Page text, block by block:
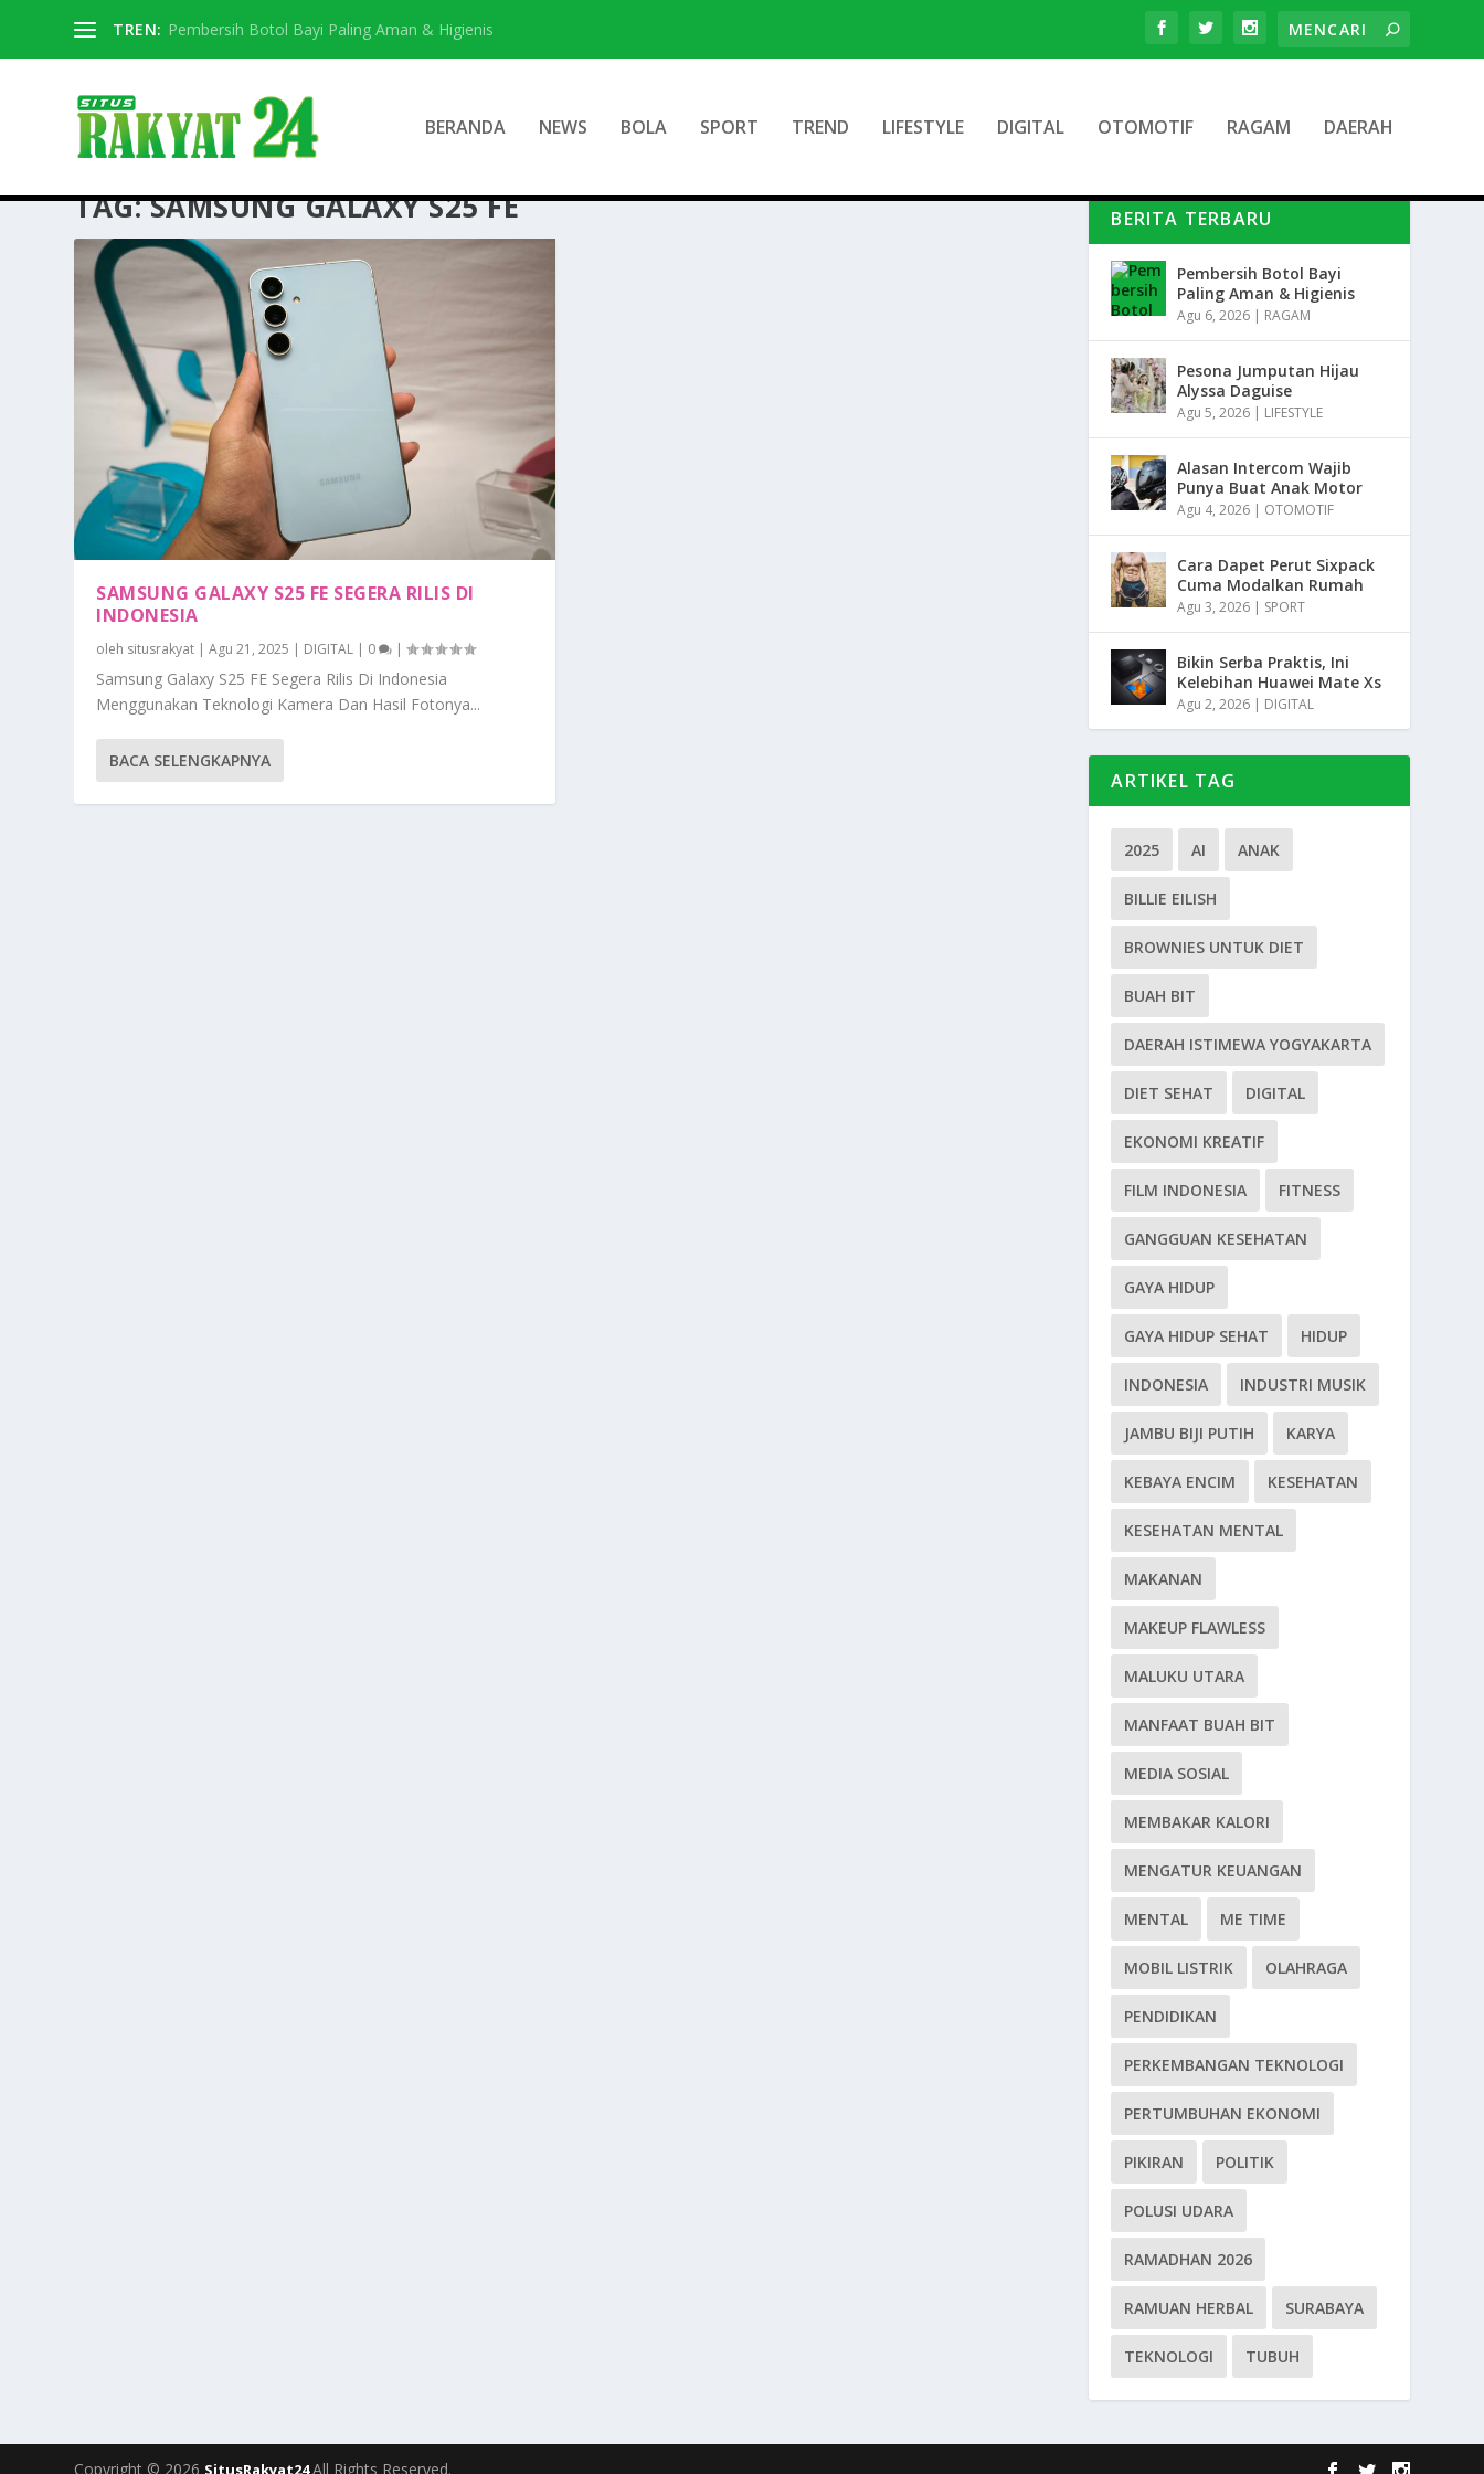
TREN: Pembersih Botol Bayi Paling Aman & Higienis
BERANDA NEWS BOLA SPORT TREND LIFESTYLE DIGITAL OTOMOTIF RAGAM DAERAH
TAG:SAMSUNG GALAXY S25 FE
SAMSUNG GALAXY S25 FE SEGERA RILIS DI
INDONESIA
oleh situsrakyat |Agu 21, 2025 | DIGITAL | 0 |
Samsung Galaxy S25 FE Segera Rilis Di Indonesia
Menggunakan Teknologi Kamera Dan Hasil Fotonya...
BACA SELENGKAPNYA
BERITA TERBARU
Pembersih Botol Bayi
Paling Aman & Higienis
Agu 6, 2026 | RAGAM
Pesona Jumputan Hijau
Alyssa Daguise
Agu 5, 2026 | LIFESTYLE
Alasan Intercom Wajib
Punya Buat Anak Motor
Agu 4, 2026 | OTOMOTIF
Cara Dapet Perut Sixpack
Cuma Modalkan Rumah
Agu 3, 2026 | SPORT
Bikin Serba Praktis, Ini
Kelebihan Huawei Mate Xs
Agu 2, 2026 | DIGITAL
ARTIKEL TAG
2025 AI ANAK
BILLIE EILISH
BROWNIES UNTUK DIET
BUAH BIT
DAERAH ISTIMEWA YOGYAKARTA
DIET SEHAT DIGITAL
EKONOMI KREATIF
FILM INDONESIA FITNESS
GANGGUAN KESEHATAN
GAYA HIDUP
GAYA HIDUP SEHAT HIDUP
INDONESIA INDUSTRI MUSIK
JAMBU BIJI PUTIH KARYA
KEBAYA ENCIM KESEHATAN
KESEHATAN MENTAL
MAKANAN
MAKEUP FLAWLESS
MALUKU UTARA
MANFAAT BUAH BIT
MEDIA SOSIAL
MEMBAKAR KALORI
MENGATUR KEUANGAN
MENTAL ME TIME
MOBIL LISTRIK OLAHRAGA
PENDIDIKAN
PERKEMBANGAN TEKNOLOGI
PERTUMBUHAN EKONOMI
PIKIRAN POLITIK
POLUSI UDARA
RAMADHAN 2026
RAMUAN HERBAL SURABAYA
TEKNOLOGI TUBUH
Copyright © 2026 All Rights Reserved.